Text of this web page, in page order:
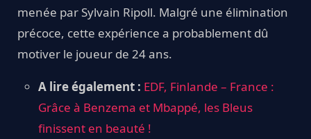
menée par Sylvain Ripoll. Malgré une élimination
précoce, cette expérience a probablement dû
motiver le joueur de 24 ans.
A lire également : EDF, Finlande – France :
Grâce à Benzema et Mbappé, les Bleus
finissent en beauté !